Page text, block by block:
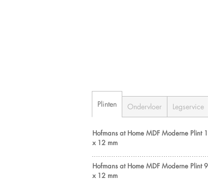
Plinten Ondervloer Legservice
Hofmans at Home MDF Moderne Plint
x 12 mm
Hofmans at Home MDF Moderne Plint
x 12 mm